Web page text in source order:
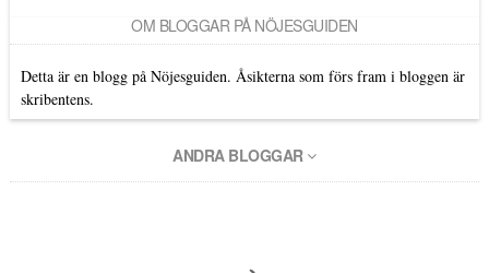
OM BLOGGAR PÅ NÖJESGUIDEN
Detta är en blogg på Nöjesguiden. Åsikterna som förs fram i bloggen är
skribentens.
ANDRA BLOGGAR